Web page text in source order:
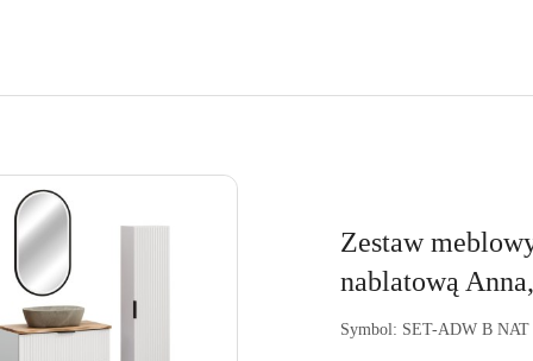
Zestaw
nablatową
Symbol: SET-ADW B